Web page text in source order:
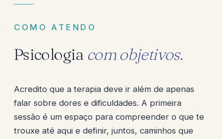
COMO ATENDO
Psicologia com objetivos.
Acredito que a terapia deve ir além de apenas
falar sobre dores e dificuldades. A primeira
sessão é um espaço para compreender o que te
trouxe até aqui e definir, juntos, caminhos que